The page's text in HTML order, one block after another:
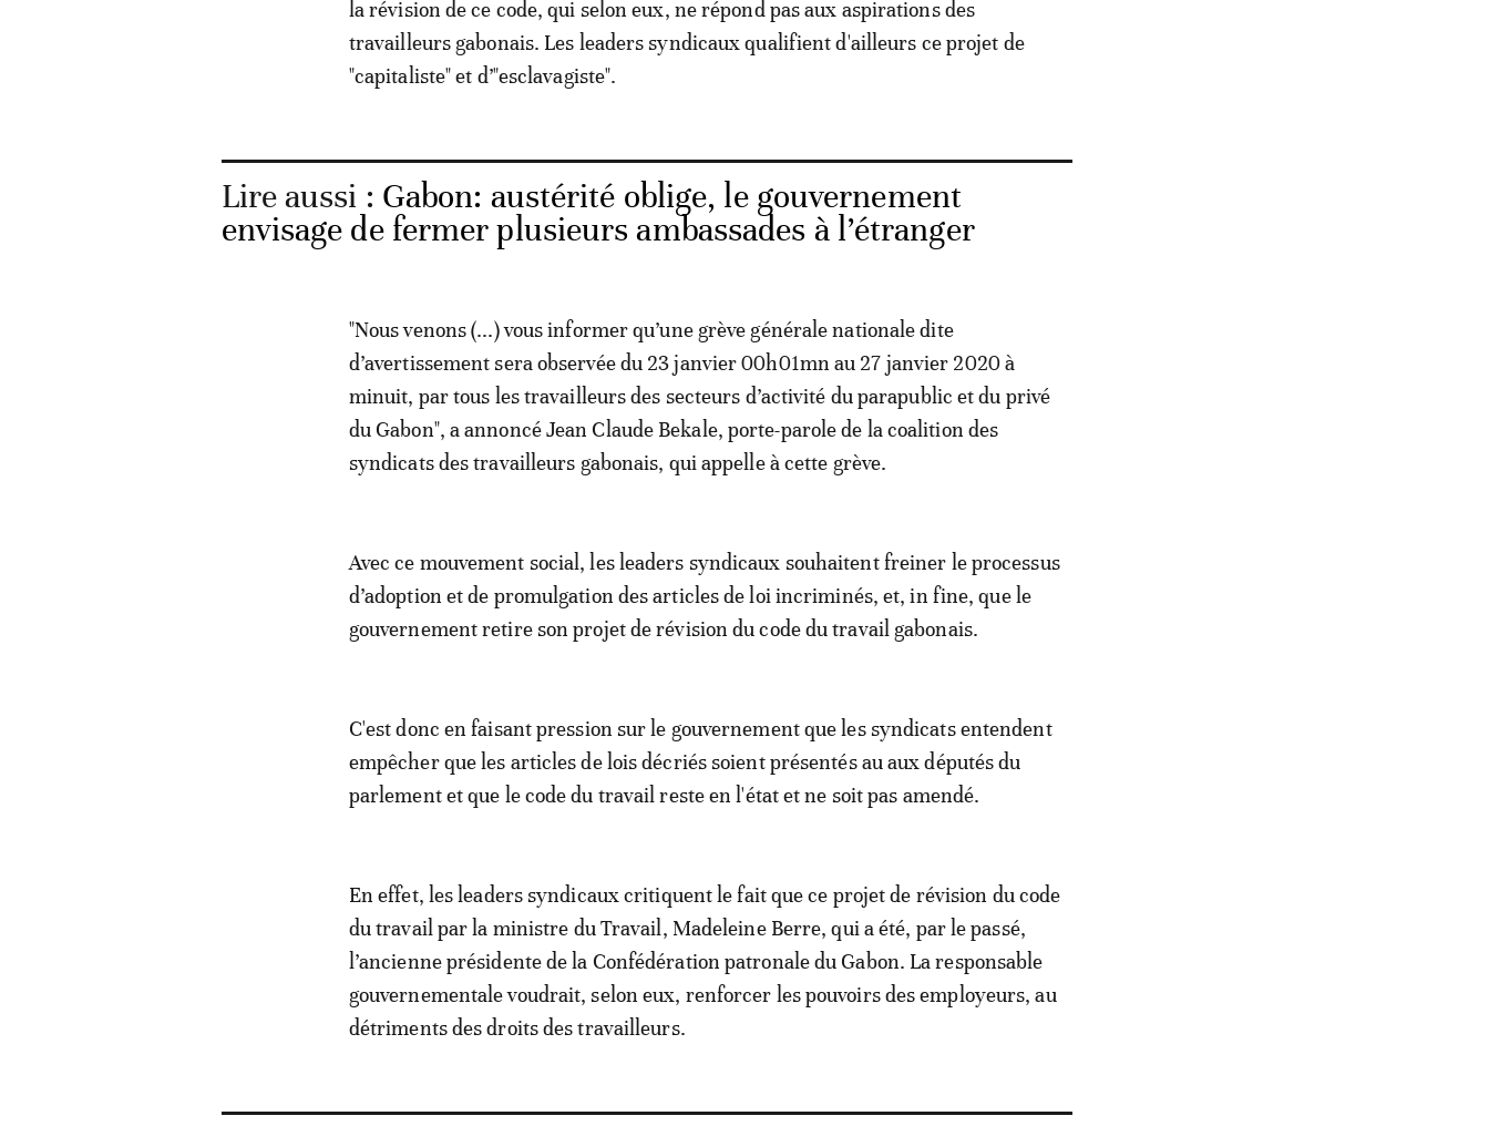
la révision de ce code, qui selon eux, ne répond pas aux aspirations des
travailleurs gabonais. Les leaders syndicaux qualifient d'ailleurs ce projet de
"capitaliste" et d’"esclavagiste".
Lire aussi : Gabon: austérité oblige, le gouvernement
envisage de fermer plusieurs ambassades à l’étranger
"Nous venons (...) vous informer qu’une grève générale nationale dite
d’avertissement sera observée du 23 janvier 00h01mn au 27 janvier 2020 à
minuit, par tous les travailleurs des secteurs d’activité du parapublic et du privé
du Gabon", a annoncé Jean Claude Bekale, porte-parole de la coalition des
syndicats des travailleurs gabonais, qui appelle à cette grève.
Avec ce mouvement social, les leaders syndicaux souhaitent freiner le processus
d’adoption et de promulgation des articles de loi incriminés, et, in fine, que le
gouvernement retire son projet de révision du code du travail gabonais.
C'est donc en faisant pression sur le gouvernement que les syndicats entendent
empêcher que les articles de lois décriés soient présentés au aux députés du
parlement et que le code du travail reste en l'état et ne soit pas amendé.
En effet, les leaders syndicaux critiquent le fait que ce projet de révision du code
du travail par la ministre du Travail, Madeleine Berre, qui a été, par le passé,
l’ancienne présidente de la Confédération patronale du Gabon. La responsable
gouvernementale voudrait, selon eux, renforcer les pouvoirs des employeurs, au
détriments des droits des travailleurs.